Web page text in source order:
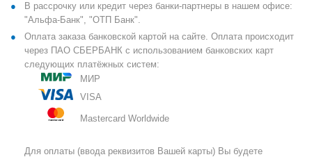
В рассрочку или кредит через банки-партнеры в нашем офисе:
"Альфа-Банк", "ОТП Банк".
Оплата заказа банковской картой на сайте. Оплата происходит
через ПАО СБЕРБАНК с использованием банковских карт
следующих платёжных систем:
МИР
VISA
Mastercard Worldwide
Для оплаты (ввода реквизитов Вашей карты) Вы будете